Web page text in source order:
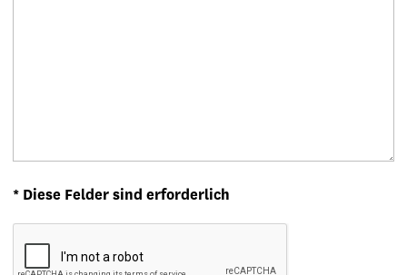
* Diese Felder sind erforderlich